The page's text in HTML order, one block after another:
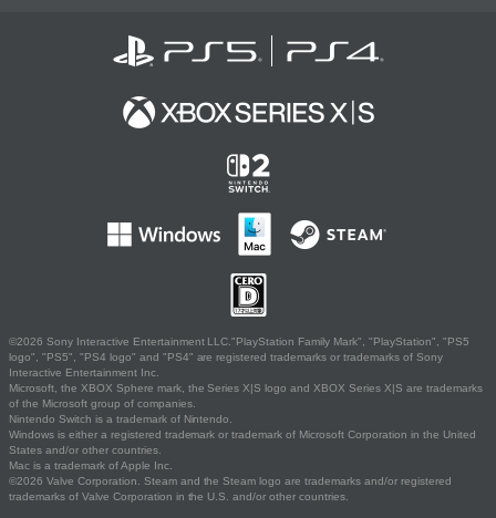
©2026 Sony Interactive Entertainment LLC."PlayStation Family Mark", "PlayStation", "PS5
logo", "PS5", "PS4 logo" and "PS4" are registered trademarks or trademarks of Sony
Interactive Entertainment Inc.
Microsoft, the XBOX Sphere mark, the Series X|S logo and XBOX Series X|S are trademarks
of the Microsoft group of companies.
Nintendo Switch is a trademark of Nintendo.
Windows is either a registered trademark or trademark of Microsoft Corporation in the United
States and/or other countries.
Mac is a trademark of Apple Inc.
©2026 Valve Corporation. Steam and the Steam logo are trademarks and/or registered
trademarks of Valve Corporation in the U.S. and/or other countries.